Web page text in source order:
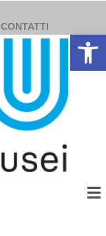
CONTATTI
Apri la